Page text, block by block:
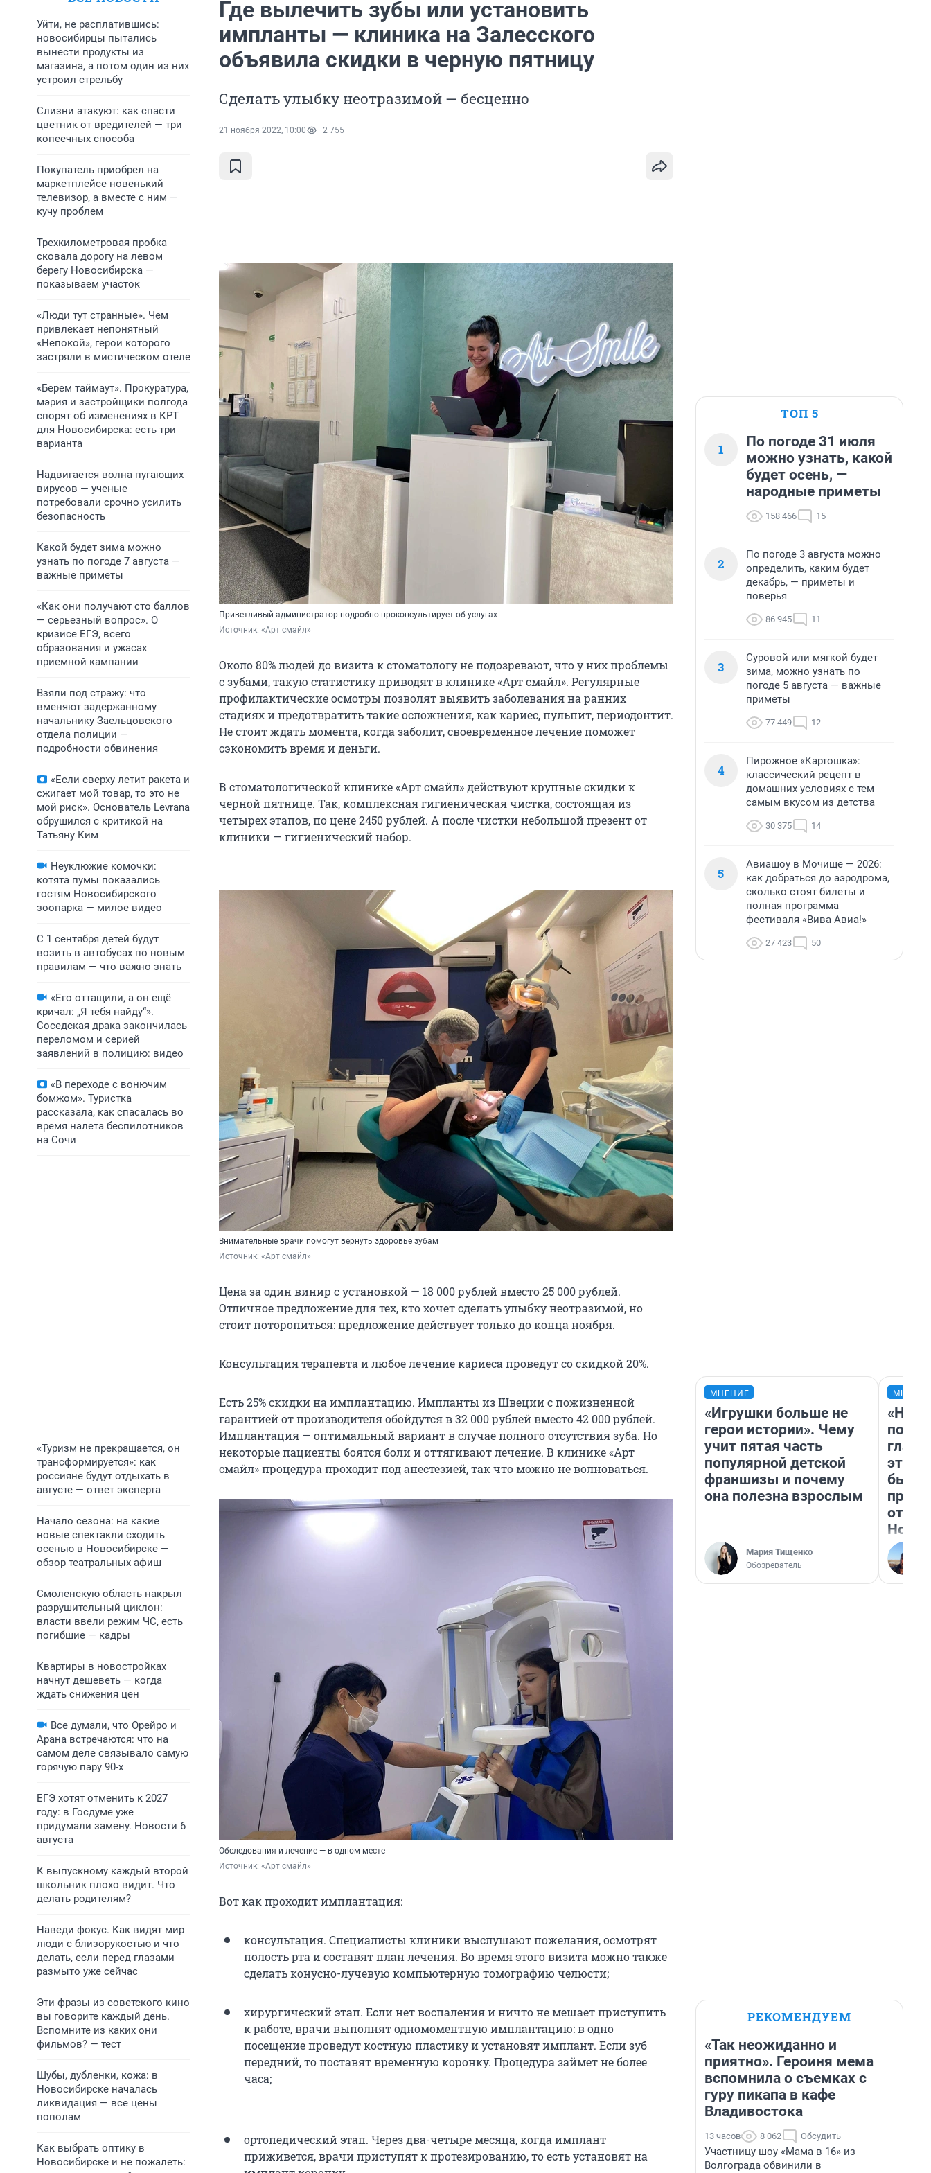
Уйти, не расплатившись:
новосибирцы пытались
вынести продукты из
магазина, а потом один из них
устроил стрельбу
Слизни атакуют: как спасти
цветник от вредителей — три
копеечных способа
Покупатель приобрел на
маркетплейсе новенький
телевизор, а вместе с ним —
кучу проблем
Трехкилометровая пробка
сковала дорогу на левом
берегу Новосибирска —
показываем участок
«Люди тут странные». Чем
привлекает непонятный
«Непокой», герои которого
застряли в мистическом отеле
«Берем таймаут». Прокуратура,
мэрия и застройщики полгода
спорят об изменениях в КРТ
для Новосибирска: есть три
варианта
Надвигается волна пугающих
вирусов — ученые
потребовали срочно усилить
безопасность
Какой будет зима можно
узнать по погоде 7 августа —
важные приметы
«Как они получают сто баллов
— серьезный вопрос». О
кризисе ЕГЭ, всего
образования и ужасах
приемной кампании
Взяли под стражу: что
вменяют задержанному
начальнику Заельцовского
отдела полиции —
подробности обвинения
«Если сверху летит ракета и
сжигает мой товар, то это не
мой риск». Основатель Levrana
обрушился с критикой на
Татьяну Ким
Неуклюжие комочки:
котята пумы показались
гостям Новосибирского
зоопарка — милое видео
С 1 сентября детей будут
возить в автобусах по новым
правилам — что важно знать
«Его оттащили, а он ещё
кричал: „Я тебя найду“».
Соседская драка закончилась
переломом и серией
заявлений в полицию: видео
«В переходе с вонючим
бомжом». Туристка
рассказала, как спасалась во
время налета беспилотников
на Сочи
«Туризм не прекращается, он
трансформируется»: как
россияне будут отдыхать в
августе — ответ эксперта
Начало сезона: на какие
новые спектакли сходить
осенью в Новосибирске —
обзор театральных афиш
Смоленскую область накрыл
разрушительный циклон:
власти ввели режим ЧС, есть
погибшие — кадры
Квартиры в новостройках
начнут дешеветь — когда
ждать снижения цен
Все думали, что Орейро и
Арана встречаются: что на
самом деле связывало самую
горячую пару 90-х
ЕГЭ хотят отменить к 2027
году: в Госдуме уже
придумали замену. Новости 6
августа
К выпускному каждый второй
школьник плохо видит. Что
делать родителям?
Наведи фокус. Как видят мир
люди с близорукостью и что
делать, если перед глазами
размыто уже сейчас
Эти фразы из советского кино
вы говорите каждый день.
Вспомните из каких они
фильмов? — тест
Шубы, дубленки, кожа: в
Новосибирске началась
ликвидация — все цены
пополам
Как выбрать оптику в
Новосибирске и не пожалеть:
Где вылечить зубы или установить
импланты — клиника на Залесского
объявила скидки в черную пятницу
Сделать улыбку неотразимой — бесценно
21 ноября 2022, 10:00 2 755
Приветливый администратор подробно проконсультирует об услугах
Источник: «Арт смайл»
Около 80% людей до визита к стоматологу не подозревают, что у них проблемы
с зубами, такую статистику приводят в клинике «Арт смайл». Регулярные
профилактические осмотры позволят выявить заболевания на ранних
стадиях и предотвратить такие осложнения, как кариес, пульпит, периодонтит.
Не стоит ждать момента, когда заболит, своевременное лечение поможет
сэкономить время и деньги.
В стоматологической клинике «Арт смайл» действуют крупные скидки к
черной пятнице. Так, комплексная гигиеническая чистка, состоящая из
четырех этапов, по цене 2450 рублей. А после чистки небольшой презент от
клиники — гигиенический набор.
Внимательные врачи помогут вернуть здоровье зубам
Источник: «Арт смайл»
Цена за один винир с установкой — 18 000 рублей вместо 25 000 рублей.
Отличное предложение для тех, кто хочет сделать улыбку неотразимой, но
стоит поторопиться: предложение действует только до конца ноября.
Консультация терапевта и любое лечение кариеса проведут со скидкой 20%.
Есть 25% скидки на имплантацию. Импланты из Швеции с пожизненной
гарантией от производителя обойдутся в 32 000 рублей вместо 42 000 рублей.
Имплантация — оптимальный вариант в случае полного отсутствия зуба. Но
некоторые пациенты боятся боли и оттягивают лечение. В клинике «Арт
смайл» процедура проходит под анестезией, так что можно не волноваться.
Обследования и лечение — в одном месте
Источник: «Арт смайл»
Вот как проходит имплантация:
консультация. Специалисты клиники выслушают пожелания, осмотрят
полость рта и составят план лечения. Во время этого визита можно также
сделать конусно-лучевую компьютерную томографию челюсти;
хирургический этап. Если нет воспаления и ничто не мешает приступить
к работе, врачи выполнят одномоментную имплантацию: в одно
посещение проведут костную пластику и установят имплант. Если зуб
передний, то поставят временную коронку. Процедура займет не более
часа;
ортопедический этап. Через два-четыре месяца, когда имплант
приживется, врачи приступят к протезированию, то есть установят на
ТОП 5
1
По погоде 31 июля
можно узнать, какой
будет осень, —
народные приметы
158 466 15
2
По погоде 3 августа можно
определить, каким будет
декабрь, — приметы и
поверья
86 945 11
3
Суровой или мягкой будет
зима, можно узнать по
погоде 5 августа — важные
приметы
77 449 12
4
Пирожное «Картошка»:
классический рецепт в
домашних условиях с тем
самым вкусом из детства
30 375 14
5
Авиашоу в Мочище — 2026:
как добраться до аэродрома,
сколько стоят билеты и
полная программа
фестиваля «Вива Авиа!»
27 423 50
МНЕНИЕ
«Игрушки больше не
герои истории». Чему
учит пятая часть
популярной детской
франшизы и почему
она полезна взрослым
Мария Тищенко
Обозреватель
этого
бьет
РЕКОМЕНДУЕМ
«Так неожиданно и
приятно». Героиня мема
вспомнила о съемках с
гуру пикапа в кафе
Владивостока
13 часов 8 062 Обсудить
Участницу шоу «Мама в 16» из
Волгограда обвинили в